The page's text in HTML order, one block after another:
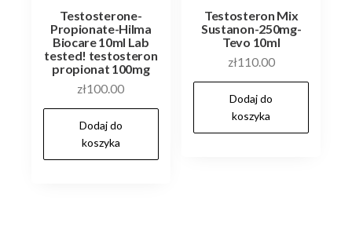
Testosterone-
Propionate-Hilma
Biocare 10ml Lab
tested! testosteron
propionat 100mg
zł100.00
Dodaj do
koszyka
Testosteron Mix
Sustanon-250mg-
Tevo 10ml
zł110.00
Dodaj do
koszyka